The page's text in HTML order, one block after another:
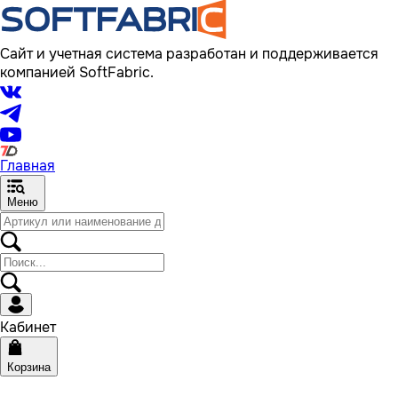
Сайт и учетная система разработан и поддерживается
компанией SoftFabric.
Главная
Меню
Кабинет
Корзина